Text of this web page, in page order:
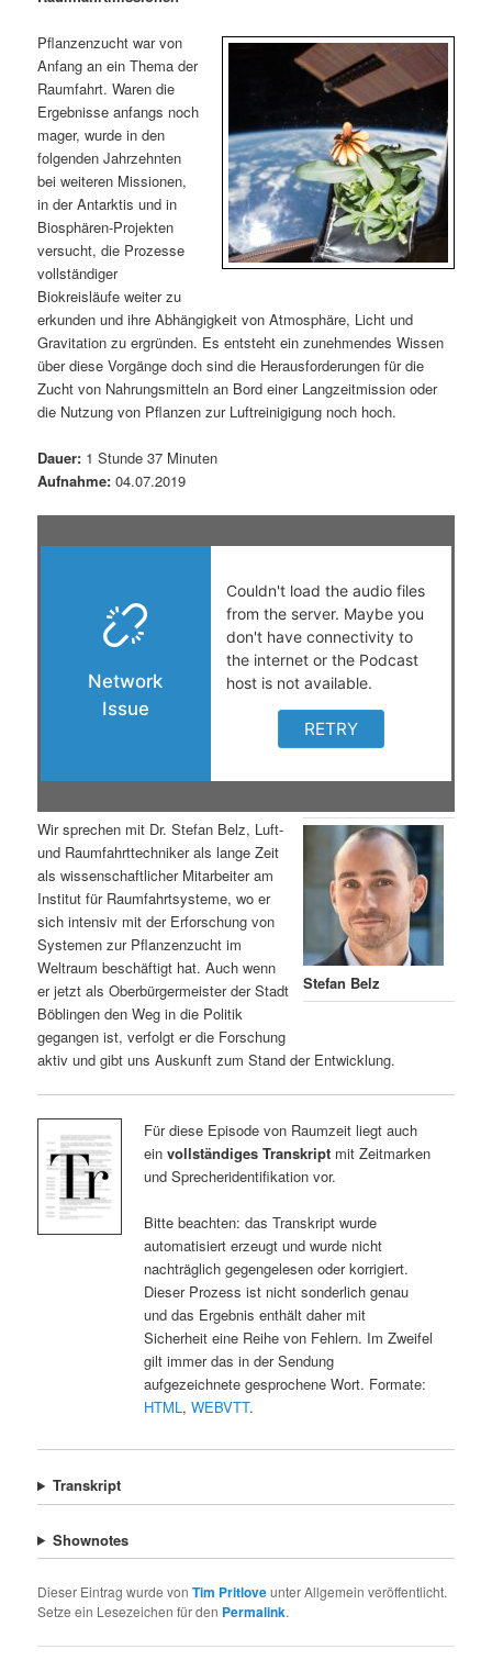
ä
r
e
n
I
n
h
a
t
s
n
n
d
ä
r
e
n
I
n
a
l
g
e
n
n
v
i
g
a
t
i
o
n
Pflanzenzucht war von
Anfang an ein Thema der
Raumfahrt. Waren die
Ergebnisse anfangs noch
mager, wurde in den
folgenden Jahrzehnten
bei weiteren Missionen,
in der Antarktis und in
Biosphären-Projekten
versucht, die Prozesse
vollständiger
Biokreisläufe weiter zu
erkunden und ihre Abhängigkeit von Atmosphäre, Licht und
Gravitation zu ergründen. Es entsteht ein zunehmendes Wissen
über diese Vorgänge doch sind die Herausforderungen für die
Zucht von Nahrungsmitteln an Bord einer Langzeitmission oder
die Nutzung von Pflanzen zur Luftreinigigung noch hoch.
Dauer: 1 Stunde 37 Minuten
Aufnahme: 04.07.2019
Stefan Belz
Wir sprechen mit Dr. Stefan Belz, Luft-
und Raumfahrttechniker als lange Zeit
als wissenschaftlicher Mitarbeiter am
Institut für Raumfahrtsysteme, wo er
sich intensiv mit der Erforschung von
Systemen zur Pflanzenzucht im
Weltraum beschäftigt hat. Auch wenn
er jetzt als Oberbürgermeister der Stadt
Böblingen den Weg in die Politik
gegangen ist, verfolgt er die Forschung
aktiv und gibt uns Auskunft zum Stand der Entwicklung.
Für diese Episode von Raumzeit liegt auch
ein vollständiges Transkriptmit Zeitmarken
und Sprecheridentifikation vor.
Bitte beachten: das Transkript wurde
automatisiert erzeugt und wurde nicht
nachträglich gegengelesen oder korrigiert.
Dieser Prozess ist nicht sonderlich genau
und das Ergebnis enthält daher mit
Sicherheit eine Reihe von Fehlern. Im Zweifel
gilt immer das in der Sendung
aufgezeichnete gesprochene Wort. Formate:
HTML, WEBVTT.
Transkript
Shownotes
Dieser Eintrag wurde vonTim Pritloveunter Allgemein veröffentlicht.
Setze ein Lesezeichen für den Permalink.